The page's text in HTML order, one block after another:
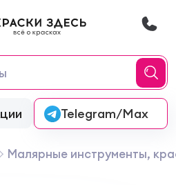
Онлайн-колеровка
Telegram/Max
Малярные инструменты,